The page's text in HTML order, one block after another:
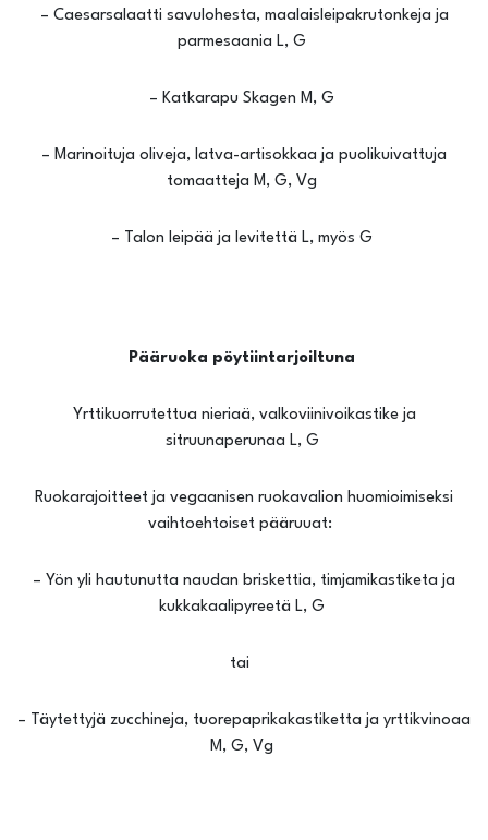
– Caesarsalaatti savulohesta, maalaisleipakrutonkeja ja
parmesaania L, G
– Katkarapu Skagen M, G
– Marinoituja oliveja, latva-artisokkaa ja puolikuivattuja
tomaatteja M, G, Vg
– Talon leipää ja levitettä L, myös G
Pääruoka pöytiintarjoiltuna
Yrttikuorrutettua nieriaä, valkoviinivoikastike ja
sitruunaperunaa L, G
Ruokarajoitteet ja vegaanisen ruokavalion huomioimiseksi
vaihtoehtoiset pääruuat:
– Yön yli hautunutta naudan briskettia, timjamikastiketa ja
kukkakaalipyreetä L, G
tai
– Täytettyjä zucchineja, tuorepaprikakastiketta ja yrttikvinoaa
M, G, Vg